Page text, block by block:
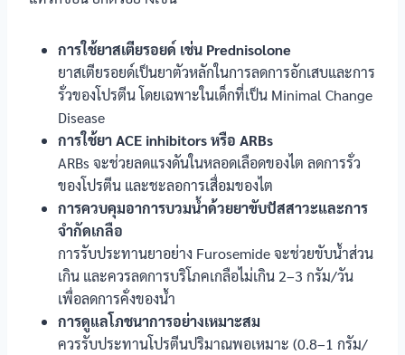
การใช้ยาสเตียรอยด์ เช่น Prednisolone
ยาสเตียรอยด์เป็นยาตัวหลักในการลดการอักเสบและการ
รั่วของโปรตีน โดยเฉพาะในเด็กที่เป็น Minimal Change
Disease
การใช้ยา ACE inhibitors หรือ ARBs
ARBs จะช่วยลดแรงดันในหลอดเลือดของไต ลดการรั่ว
ของโปรตีน และชะลอการเสื่อมของไต
การควบคุมอาการบวมน้ำด้วยยาขับปัสสาวะและการ
จำกัดเกลือ
การรับประทานยาอย่าง Furosemide จะช่วยขับน้ำส่วน
เกิน และควรลดการบริโภคเกลือไม่เกิน 2–3 กรัม/วัน
เพื่อลดการคั่งของน้ำ
การดูแลโภชนาการอย่างเหมาะสม
ควรรับประทานโปรตีนปริมาณพอเหมาะ (0.8–1 กรัม/